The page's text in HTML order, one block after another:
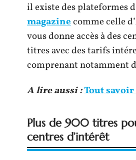
il existe des plateformes
magazinecomme celle d’
vous donne accès à des
titres avec des tarifs
comprenant notamment
A lire aussi :Tout
Plus de 900 titres
centres d’intérêt